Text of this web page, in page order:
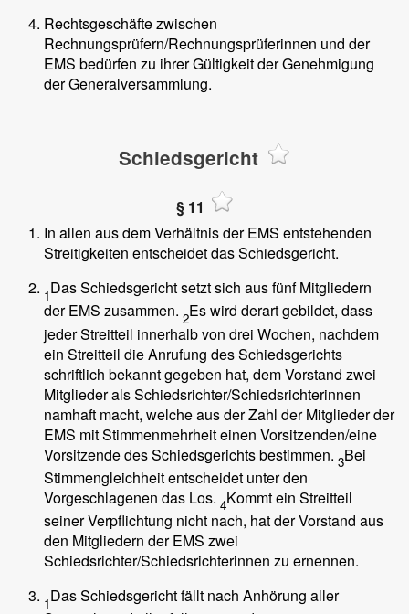
Rechtsgeschäfte zwischen
Rechnungsprüfern/Rechnungsprüferinnen und der
EMS bedürfen zu ihrer Gültigkeit der Genehmigung
der Generalversammlung.
Schiedsgericht
§ 11
In allen aus dem Verhältnis der EMS entstehenden
Streitigkeiten entscheidet das Schiedsgericht.
1Das Schiedsgericht setzt sich aus fünf Mitgliedern
der EMS zusammen. 2Es wird derart gebildet, dass
jeder Streitteil innerhalb von drei Wochen, nachdem
ein Streitteil die Anrufung des Schiedsgerichts
schriftlich bekannt gegeben hat, dem Vorstand zwei
Mitglieder als Schiedsrichter/Schiedsrichterinnen
namhaft macht, welche aus der Zahl der Mitglieder der
EMS mit Stimmenmehrheit einen Vorsitzenden/eine
Vorsitzende des Schiedsgerichts bestimmen. 3Bei
Stimmengleichheit entscheidet unter den
Vorgeschlagenen das Los. 4Kommt ein Streitteil
seiner Verpflichtung nicht nach, hat der Vorstand aus
den Mitgliedern der EMS zwei
Schiedsrichter/Schiedsrichterinnen zu ernennen.
1Das Schiedsgericht fällt nach Anhörung aller